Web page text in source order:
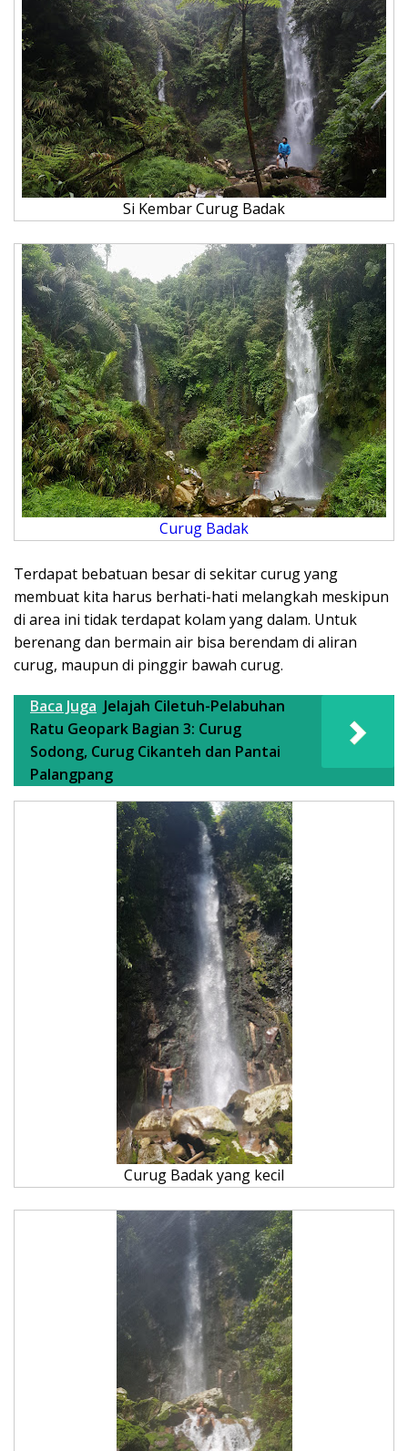
Si Kembar Curug Badak
Curug Badak
Terdapat bebatuan besar di sekitar curug yang
membuat kita harus berhati-hati melangkah meskipun
di area ini tidak terdapat kolam yang dalam. Untuk
berenang dan bermain air bisa berendam di aliran
curug, maupun di pinggir bawah curug.
Baca Juga Jelajah Ciletuh-Pelabuhan
Ratu Geopark Bagian 3: Curug
Sodong, Curug Cikanteh dan Pantai
Palangpang
Curug Badak yang kecil